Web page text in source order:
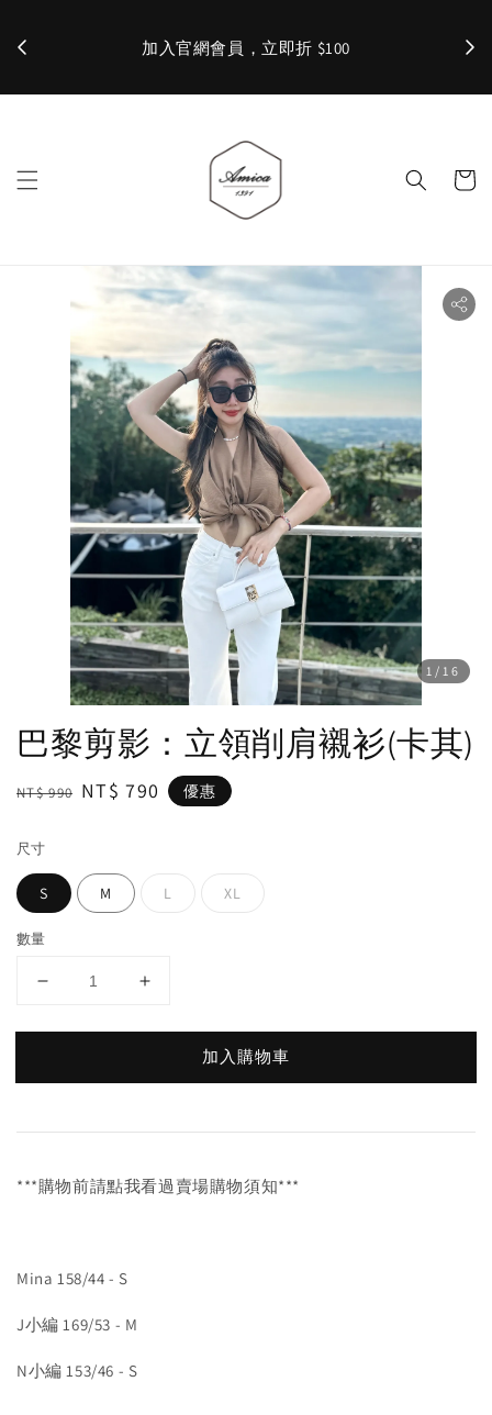
加入官網會員，立即折 $100 ✨
1 /16
巴黎剪影：立領削肩襯衫(卡其)
Regular
NT$ 990 Sale
NT$ 790 優惠
尺寸
S M L XL
數量
加入購物車
***購物前請點我看過賣場購物須知***
Mina 158/44 - S
J小編 169/53 - M
N小編 153/46 - S